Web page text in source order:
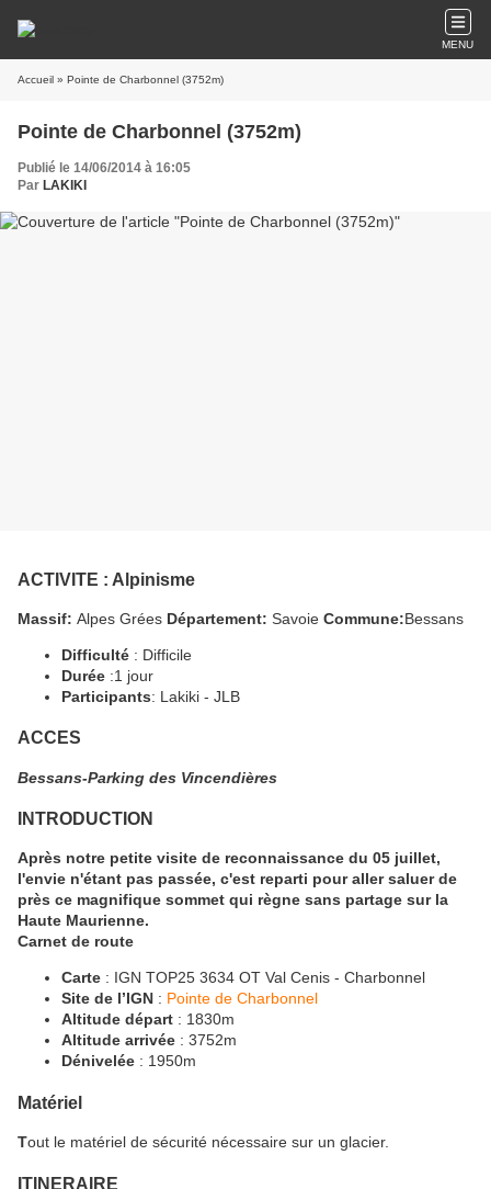
MENU
Accueil » Pointe de Charbonnel (3752m)
Pointe de Charbonnel (3752m)
Publié le 14/06/2014 à 16:05
Par LAKIKI
ACTIVITE : Alpinisme
Massif: Alpes Grées Département: Savoie Commune:Bessans
Difficulté : Difficile
Durée :1 jour
Participants: Lakiki - JLB
ACCES
Bessans-Parking des Vincendières
INTRODUCTION
Après notre petite visite de reconnaissance du 05 juillet,
l'envie n'étant pas passée, c'est reparti pour aller saluer de
près ce magnifique sommet qui règne sans partage sur la
Haute Maurienne.
Carnet de route
Carte : IGN TOP25 3634 OT Val Cenis - Charbonnel
Site de l’IGN : Pointe de Charbonnel
Altitude départ : 1830m
Altitude arrivée : 3752m
Dénivelée : 1950m
Matériel
Tout le matériel de sécurité nécessaire sur un glacier.
ITINERAIRE